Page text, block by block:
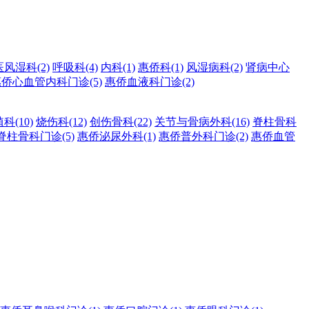
风湿科(2) 呼吸科(4) 内科(1) 惠侨科(1) 风湿病科(2) 肾病中心
心血管内科门诊(5) 惠侨血液科门诊(2)
科(10) 烧伤科(12) 创伤骨科(22) 关节与骨病外科(16) 脊柱骨科
柱骨科门诊(5) 惠侨泌尿外科(1) 惠侨普外科门诊(2) 惠侨血管